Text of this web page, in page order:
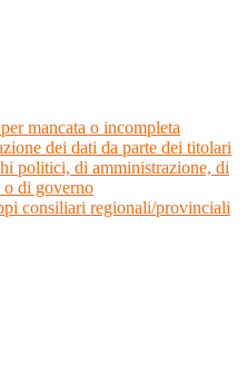
mancata o incompleta
dei dati da parte dei titolari
politici, di amministrazione, di
o di governo
consiliari regionali/provinciali